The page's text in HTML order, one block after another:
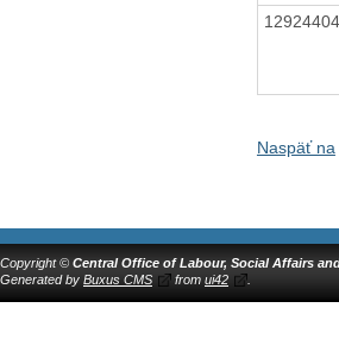
Naspäť na
Copyright © Central Office of Labour, Social Affairs
Generated by Buxus CMS from ui42